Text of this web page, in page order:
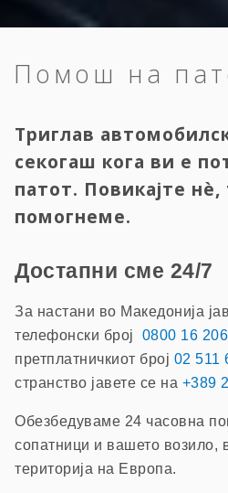
Помош на
Триглав
секогаш кога ви е
патот. Повикајте
помогнеме.
Достапни сме 24/7
За настани во Македонија
телефонски број 0800 16 206
претплатничкиот број 02 511
странство јавете се на +389
Обезбедуваме 24 часовна
сопатници и вашето возило,
територија на Европа.